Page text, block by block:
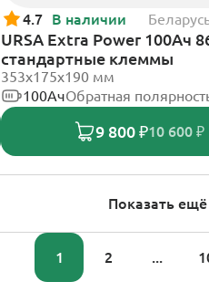
4.7 В наличии
URSA Extra Power 100Ач
стандартные клеммы
353х175х190 мм
100АчОбратная
9 800 ₽10 600 ₽
Показать ещё
1 2 ...